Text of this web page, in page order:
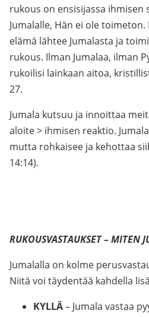
rukous on ensisijassa ihmisen
Jumalalle, Hän ei ole
elämä lähtee Jumalasta ja
rukous. Ilman Jumalaa, ilman
rukoilisi lainkaan aitoa,
27.
Jumala kutsuu ja innoittaa
aloite > ihmisen reaktio.
mutta rohkaisee ja kehottaa
14:14).
RUKOUSVASTAUKSET – MITEN
Jumalalla on kolme
Niitä voi täydentää kahdella
KYLLÄ– Jumala vastaa